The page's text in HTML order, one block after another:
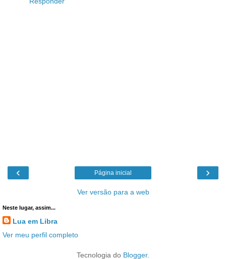
‹ ›
Página inicial
Ver versão para a web
Neste lugar, assim...
Lua em Libra
Ver meu perfil completo
Tecnologia do Blogger.